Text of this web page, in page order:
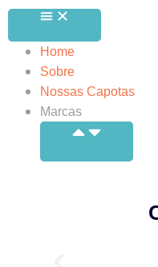
Home
Sobre
Nossas Capotas
Marcas